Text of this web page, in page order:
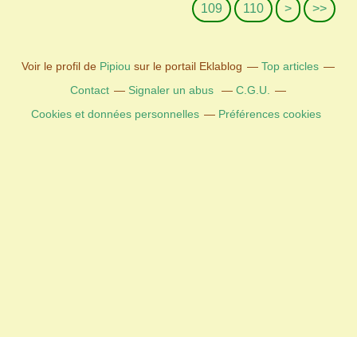
109 110
1
1
1
1
1
1
1
> >>
Voir le profil de Pipiou sur le portail Eklablog
Top articles
Contact
Signaler un abus
C.G.U.
Cookies et données personnelles
Préférences cookies